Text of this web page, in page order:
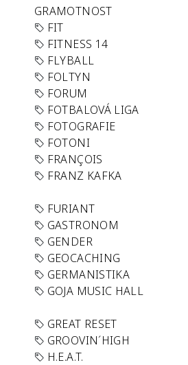
GRAMOTNOST
FIT
FITNESS 14
FLYBALL
FOLTYN
FORUM
FOTBALOVÁ LIGA
FOTOGRAFIE
FOTONI
FRANÇOIS
FRANZ KAFKA
FURIANT
GASTRONOM
GENDER
GEOCACHING
GERMANISTIKA
GOJA MUSIC HALL
GREAT RESET
GROOVIN´HIGH
H.E.A.T.